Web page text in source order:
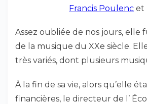
Francis Poulenc et
Assez oubliée de nos jours,
de la musique du XXe siècle.
très variés, dont plusieurs
À la fin de sa vie, alors qu’elle
financières, le directeur de l’